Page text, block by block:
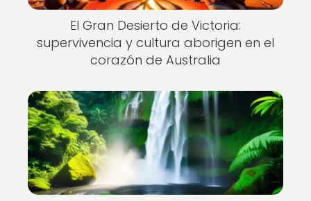
El Gran Desierto de Victoria:
supervivencia y cultura aborigen en el
corazón de Australia